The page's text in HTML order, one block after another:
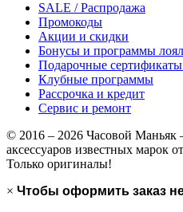
SALE / Распродажа
Промокоды
Акции и скидки
Бонусы и программы
Подарочные
Клубные программы
Рассрочка и кредит
Сервис и ремонт
© 2016 – 2026 Часовой Маньяк
аксессуаров известных марок
Только оригиналы!
× Чтобы оформить заказ